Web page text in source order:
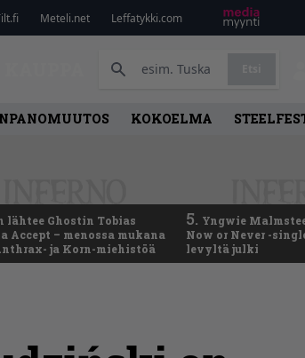
Meteli.net Leffatykki.com
KOKOELMA
lähtee Ghostin Tobias
Accept – menossa mukana
ja Korn-miehistöä
5. Yngwie
Now or Never -
levyltä julki